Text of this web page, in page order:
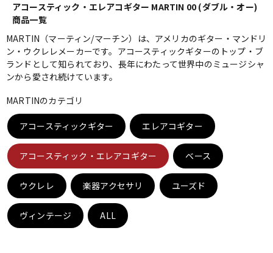
エレキギター アコギ/エレアコ
ベース
ドラム パーカッション
キーボード 電子ピアノ
管楽器
アコースティック・エレアコギター MARTIN 00 (ダブル・オー)
商品一覧
MARTIN（マーティン/マーチン）は、アメリカのギター・マンドリ
ン・ウクレレメーカーです。アコースティックギターのトップ・ブ
ランドとして知られており、長年にわたって世界中のミュージシャ
ンから愛され続けています。
MARTINのカテゴリ
アコースティックギター エレアコギター
アコースティック・エレアコギター ベース
ウクレレ 楽器アクセサリ ユーズド
ヴィンテージ ALL